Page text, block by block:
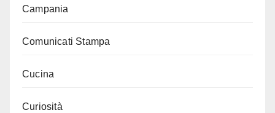
Campania
Comunicati Stampa
Cucina
Curiosità